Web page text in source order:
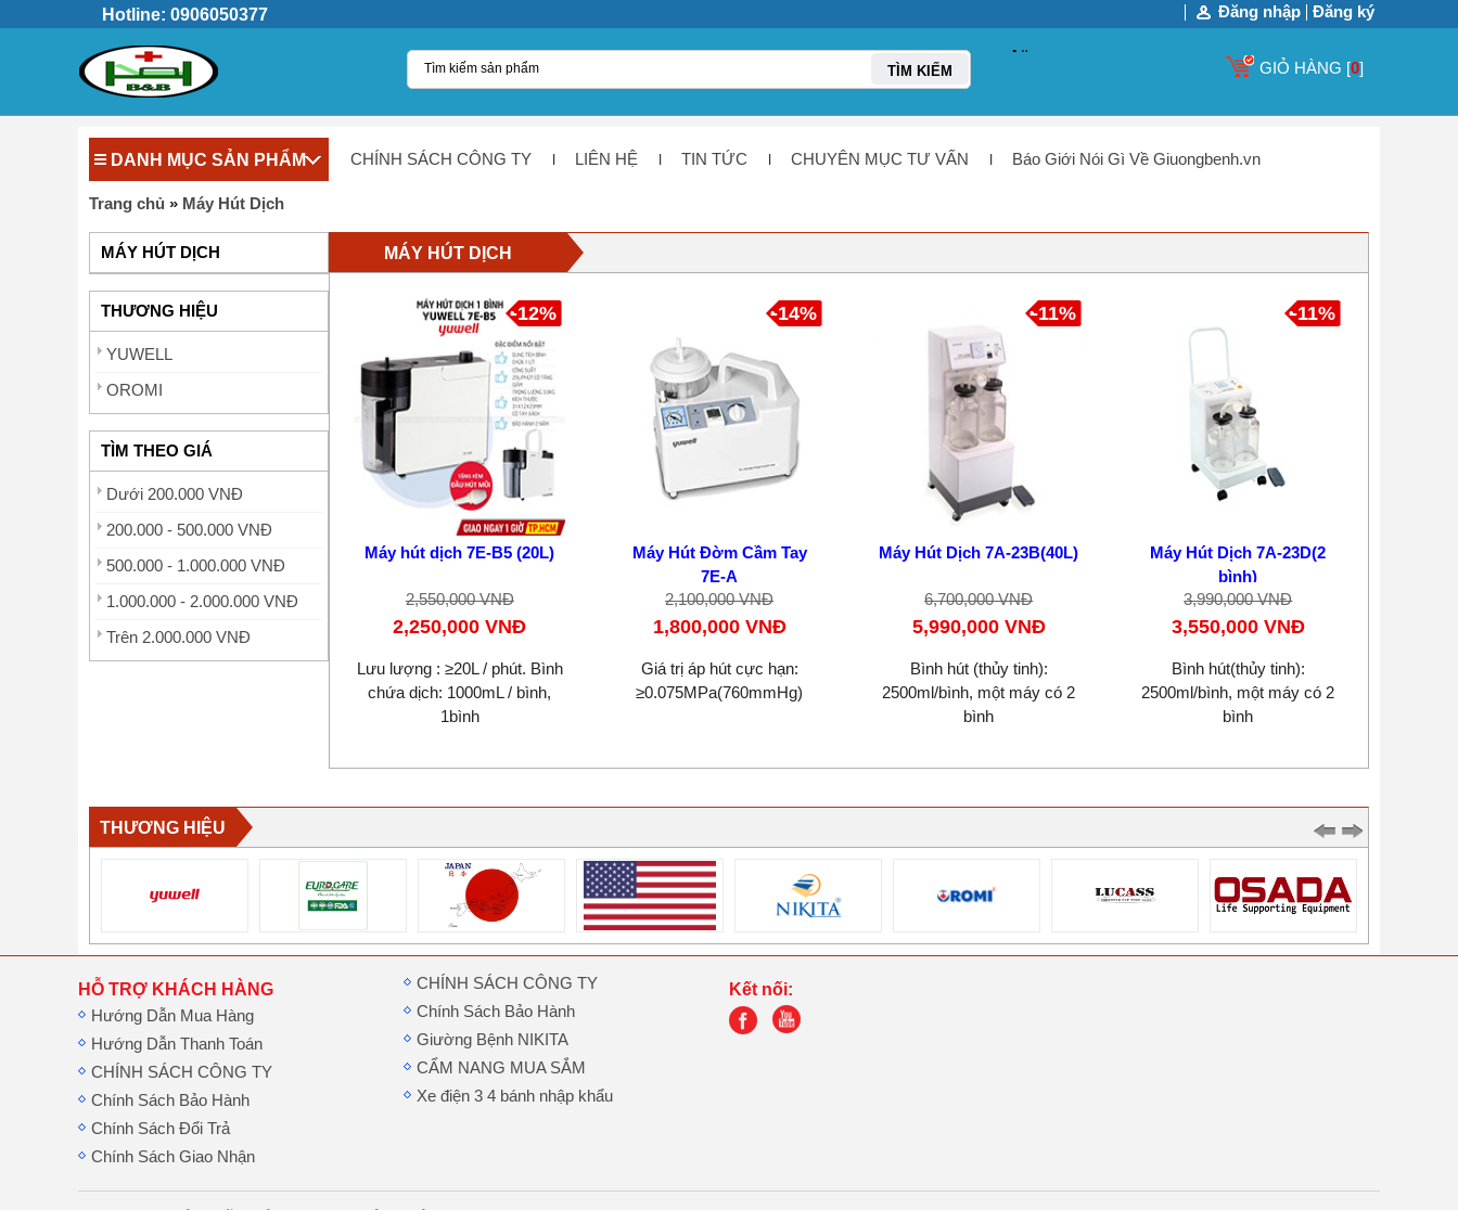
Hotline: 0906050377 Đăng nhập Đăng ký
GIỎ HÀNG [0]
TÌM KIẾM
DANH MỤC SẢN PHẨM CHÍNH SÁCH CÔNG TY LIÊN HỆ TIN TỨC CHUYÊN MỤC TƯ VẤN Báo Giới Nói Gì Về Giuongbenh.vn
Trang chủ » Máy Hút Dịch
MÁY HÚT DỊCH
THƯƠNG HIỆU
YUWELL
OROMI
TÌM THEO GIÁ
Dưới 200.000 VNĐ
200.000 - 500.000 VNĐ
500.000 - 1.000.000 VNĐ
1.000.000 - 2.000.000 VNĐ
Trên 2.000.000 VNĐ
MÁY HÚT DỊCH
Máy hút dịch 7E-B5 (20L)
2,550,000 VNĐ
2,250,000 VNĐ
-12%
Lưu lượng : ≥20L / phút. Bình
chứa dịch: 1000mL / bình,
1bình
Máy Hút Đờm Cầm Tay
7E-A
2,100,000 VNĐ
1,800,000 VNĐ
-14%
Giá trị áp hút cực hạn:
≥0.075MPa(760mmHg)
Máy Hút Dịch 7A-23B(40L)
6,700,000 VNĐ
5,990,000 VNĐ
-11%
Bình hút (thủy tinh):
2500ml/bình, một máy có 2
bình
Máy Hút Dịch 7A-23D(2
bình)
3,990,000 VNĐ
3,550,000 VNĐ
-11%
Bình hút(thủy tinh):
2500ml/bình, một máy có 2
bình
THƯƠNG HIỆU
HỖ TRỢ KHÁCH HÀNG
Hướng Dẫn Mua Hàng
Hướng Dẫn Thanh Toán
CHÍNH SÁCH CÔNG TY
Chính Sách Bảo Hành
Chính Sách Đổi Trả
Chính Sách Giao Nhận
CHÍNH SÁCH CÔNG TY
Chính Sách Bảo Hành
Giường Bệnh NIKITA
CẨM NANG MUA SẮM
Xe điện 3 4 bánh nhập khẩu
Kết nối: